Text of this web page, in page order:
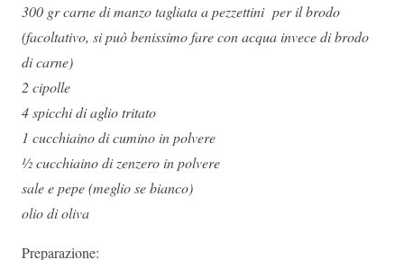
300 gr carne di manzo tagliata a pezzettini per il brodo
(facoltativo, si può benissimo fare con acqua invece di brodo
di carne)
2 cipolle
4 spicchi di aglio tritato
1 cucchiaino di cumino in polvere
½ cucchiaino di zenzero in polvere
sale e pepe (meglio se bianco)
olio di oliva
Preparazione: